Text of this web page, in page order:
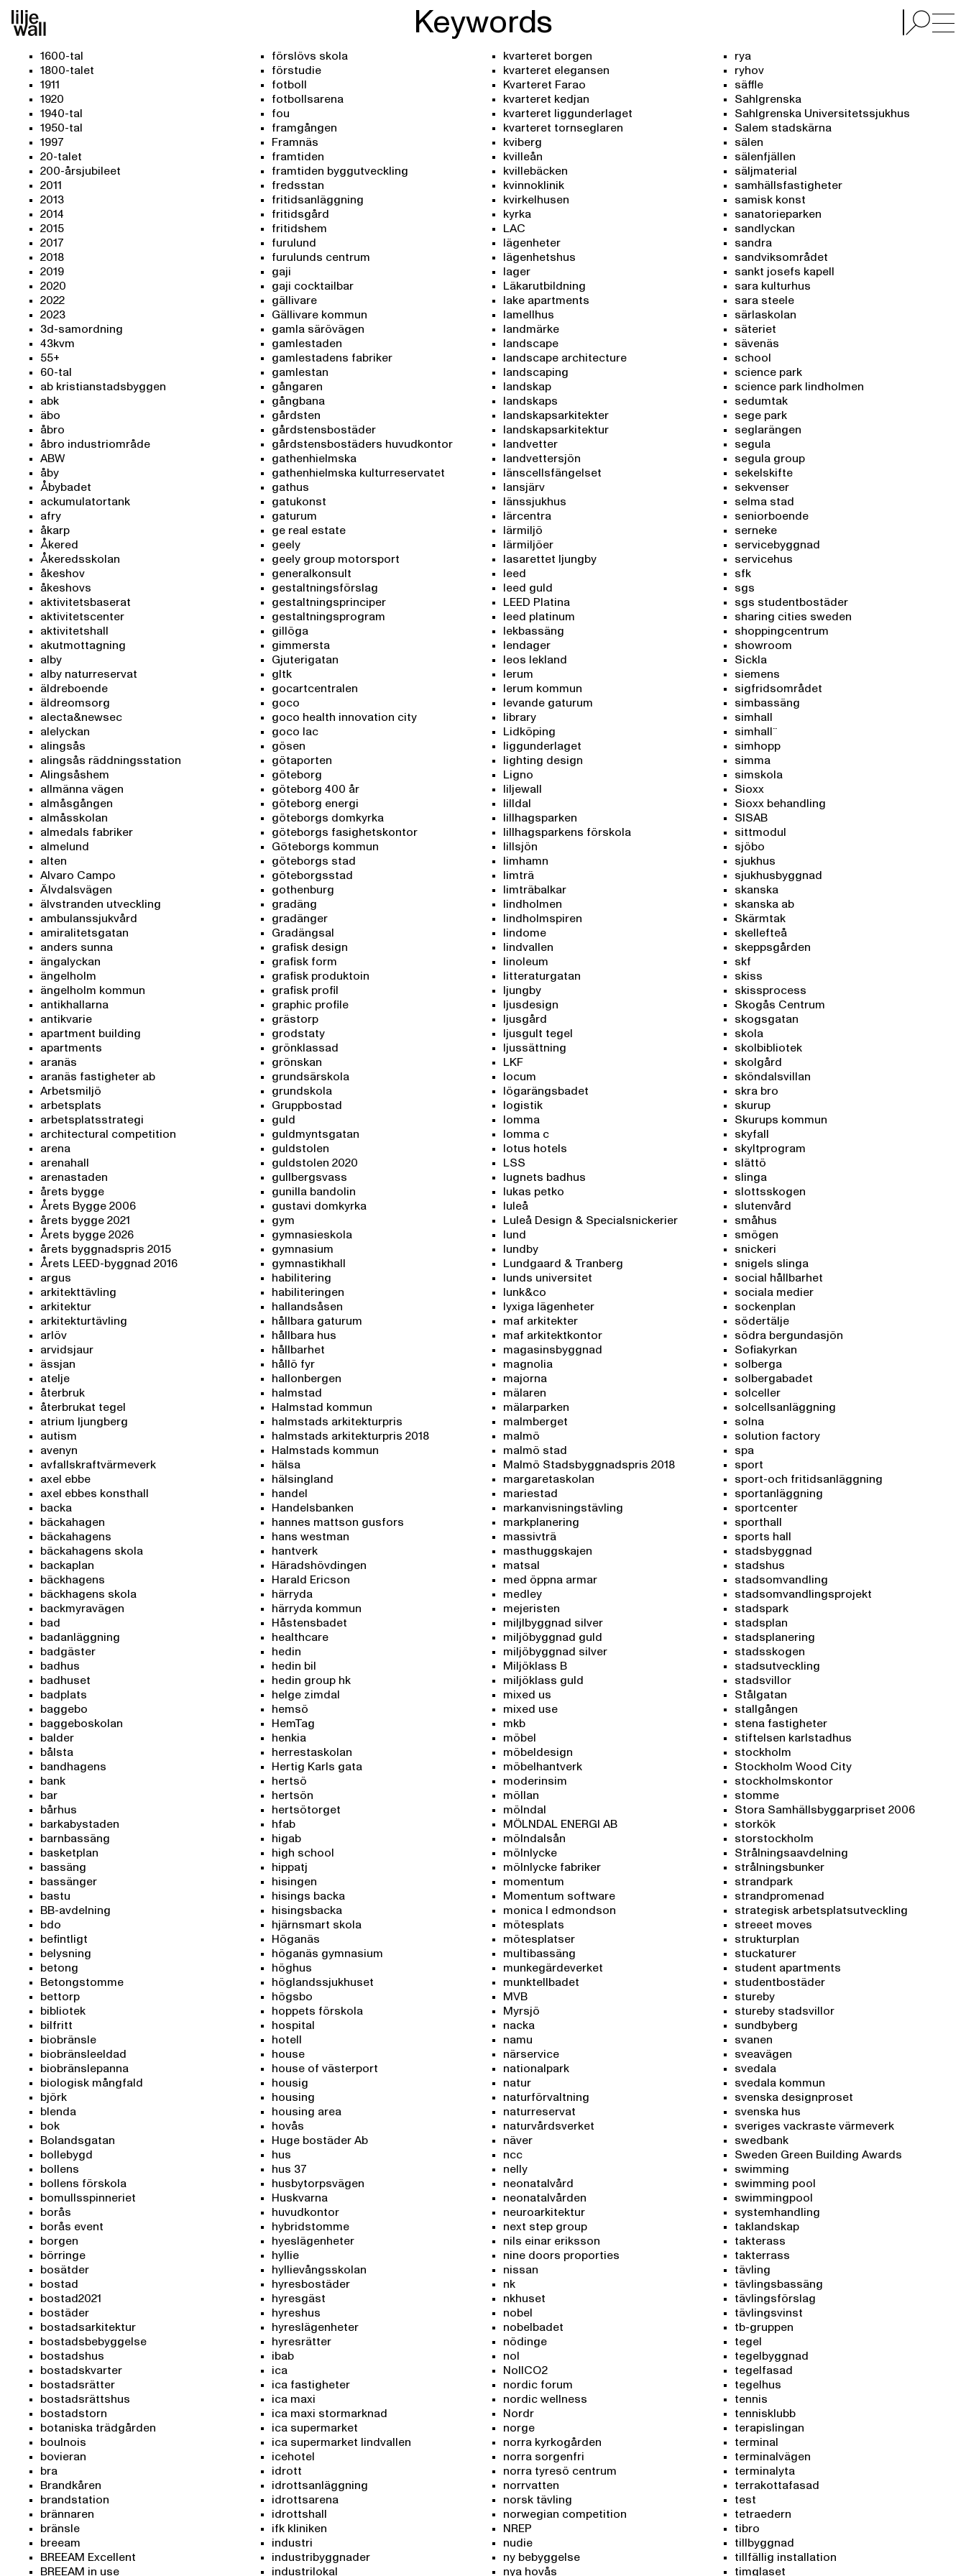
Keywords Keywords
Keywords
1600-tal
1800-talet
1911
1920
1940-tal
1950-tal
1997
20-talet
200-årsjubileet
2011
2013
2014
2015
2017
2018
2019
2020
2022
2023
3d-samordning
43kvm
55+
60-tal
ab kristianstadsbyggen
abk
äbo
åbro
åbro industriområde
ABW
åby
Åbybadet
ackumulatortank
afry
åkarp
Åkered
Åkeredsskolan
åkeshov
åkeshovs
aktivitetsbaserat
aktivitetscenter
aktivitetshall
akutmottagning
alby
alby naturreservat
äldreboende
äldreomsorg
alecta&newsec
alelyckan
alingsås
alingsås räddningsstation
Alingsåshem
allmänna vägen
almåsgången
almåsskolan
almedals fabriker
almelund
alten
Alvaro Campo
Älvdalsvägen
älvstranden utveckling
ambulanssjukvård
amiralitetsgatan
anders sunna
ängalyckan
ängelholm
ängelholm kommun
antikhallarna
antikvarie
apartment building
apartments
aranäs
aranäs fastigheter ab
Arbetsmiljö
arbetsplats
arbetsplatsstrategi
architectural competition
arena
arenahall
arenastaden
årets bygge
Årets Bygge 2006
årets bygge 2021
Årets bygge 2026
årets byggnadspris 2015
Årets LEED-byggnad 2016
argus
arkitekttävling
arkitektur
arkitekturtävling
arlöv
arvidsjaur
ässjan
atelje
återbruk
återbrukat tegel
atrium ljungberg
autism
avenyn
avfallskraftvärmeverk
axel ebbe
axel ebbes konsthall
backa
bäckahagen
bäckahagens
bäckahagens skola
backaplan
bäckhagens
bäckhagens skola
backmyravägen
bad
badanläggning
badgäster
badhus
badhuset
badplats
baggebo
baggeboskolan
balder
bålsta
bandhagens
bank
bar
bårhus
barkabystaden
barnbassäng
basketplan
bassäng
bassänger
bastu
BB-avdelning
bdo
befintligt
belysning
betong
Betongstomme
bettorp
bibliotek
bilfritt
biobränsle
biobränsleeldad
biobränslepanna
biologisk mångfald
björk
blenda
bok
Bolandsgatan
bollebygd
bollens
bollens förskola
bomullsspinneriet
borås
borås event
borgen
börringe
bosätder
bostad
bostad2021
bostäder
bostadsarkitektur
bostadsbebyggelse
bostadshus
bostadskvarter
bostadsrätter
bostadsrättshus
bostadstorn
botaniska trädgården
boulnois
bovieran
bra
Brandkåren
brandstation
brännaren
bränsle
breeam
BREEAM Excellent
BREEAM in use
förslövs skola
förstudie
fotboll
fotbollsarena
fou
framgången
Framnäs
framtiden
framtiden byggutveckling
fredsstan
fritidsanläggning
fritidsgård
fritidshem
furulund
furulunds centrum
gaji
gaji cocktailbar
gällivare
Gällivare kommun
gamla särövägen
gamlestaden
gamlestadens fabriker
gamlestan
gångaren
gångbana
gårdsten
gårdstensbostäder
gårdstensbostäders huvudkontor
gathenhielmska
gathenhielmska kulturreservatet
gathus
gatukonst
gaturum
ge real estate
geely
geely group motorsport
generalkonsult
gestaltningsförslag
gestaltningsprinciper
gestaltningsprogram
gillöga
gimmersta
Gjuterigatan
gltk
gocartcentralen
goco
goco health innovation city
goco lac
gösen
götaporten
göteborg
göteborg 400 år
göteborg energi
göteborgs domkyrka
göteborgs fasighetskontor
Göteborgs kommun
göteborgs stad
göteborgsstad
gothenburg
gradäng
gradänger
Gradängsal
grafisk design
grafisk form
grafisk produktoin
grafisk profil
graphic profile
grästorp
grodstaty
grönklassad
grönskan
grundsärskola
grundskola
Gruppbostad
guld
guldmyntsgatan
guldstolen
guldstolen 2020
gullbergsvass
gunilla bandolin
gustavi domkyrka
gym
gymnasieskola
gymnasium
gymnastikhall
habilitering
habiliteringen
hallandsåsen
hållbara gaturum
hållbara hus
hållbarhet
hållö fyr
hallonbergen
halmstad
Halmstad kommun
halmstads arkitekturpris
halmstads arkitekturpris 2018
Halmstads kommun
hälsa
hälsingland
handel
Handelsbanken
hannes mattson gusfors
hans westman
hantverk
Häradshövdingen
Harald Ericson
härryda
härryda kommun
Håstensbadet
healthcare
hedin
hedin bil
hedin group hk
helge zimdal
hemsö
HemTag
henkia
herrestaskolan
Hertig Karls gata
hertsö
hertsön
hertsötorget
hfab
higab
high school
hippatj
hisingen
hisings backa
hisingsbacka
hjärnsmart skola
Höganäs
höganäs gymnasium
höghus
höglandssjukhuset
högsbo
hoppets förskola
hospital
hotell
house
house of västerport
housig
housing
housing area
hovås
Huge bostäder Ab
hus
hus 37
husbytorpsvägen
Huskvarna
huvudkontor
hybridstomme
hyeslägenheter
hyllie
hyllievångsskolan
hyresbostäder
hyresgäst
hyreshus
hyreslägenheter
hyresrätter
ibab
ica
ica fastigheter
ica maxi
ica maxi stormarknad
ica supermarket
ica supermarket lindvallen
icehotel
idrott
idrottsanläggning
idrottsarena
idrottshall
ifk kliniken
industri
industribyggnader
industrilokal
kvarteret borgen
kvarteret elegansen
Kvarteret Farao
kvarteret kedjan
kvarteret liggunderlaget
kvarteret tornseglaren
kviberg
kvilleån
kvillebäcken
kvinnoklinik
kvirkelhusen
kyrka
LAC
lägenheter
lägenhetshus
lager
Läkarutbildning
lake apartments
lamellhus
landmärke
landscape
landscape architecture
landscaping
landskap
landskaps
landskapsarkitekter
landskapsarkitektur
landvetter
landvettersjön
länscellsfängelset
lansjärv
länssjukhus
lärcentra
lärmiljö
lärmiljöer
lasarettet ljungby
leed
leed guld
LEED Platina
leed platinum
lekbassäng
lendager
leos lekland
lerum
lerum kommun
levande gaturum
library
Lidköping
liggunderlaget
lighting design
Ligno
liljewall
lilldal
lillhagsparken
lillhagsparkens förskola
lillsjön
limhamn
limträ
limträbalkar
lindholmen
lindholmspiren
lindome
lindvallen
linoleum
litteraturgatan
ljungby
ljusdesign
ljusgård
ljusgult tegel
ljussättning
LKF
locum
lögarängsbadet
logistik
lomma
lomma c
lotus hotels
LSS
lugnets badhus
lukas petko
luleå
Luleå Design & Specialsnickerier
lund
lundby
Lundgaard & Tranberg
lunds universitet
lunk&co
lyxiga lägenheter
maf arkitekter
maf arkitektkontor
magasinsbyggnad
magnolia
majorna
mälaren
mälarparken
malmberget
malmö
malmö stad
Malmö Stadsbyggnadspris 2018
margaretaskolan
mariestad
markanvisningstävling
markplanering
massivträ
masthuggskajen
matsal
med öppna armar
medley
mejeristen
miljlbyggnad silver
miljöbyggnad guld
miljöbyggnad silver
Miljöklass B
miljöklass guld
mixed us
mixed use
mkb
möbel
möbeldesign
möbelhantverk
moderinsim
möllan
mölndal
MÖLNDAL ENERGI AB
mölndalsån
mölnlycke
mölnlycke fabriker
momentum
Momentum software
monica l edmondson
mötesplats
mötesplatser
multibassäng
munkegärdeverket
munktellbadet
MVB
Myrsjö
nacka
namu
närservice
nationalpark
natur
naturförvaltning
naturreservat
naturvårdsverket
näver
ncc
nelly
neonatalvård
neonatalvården
neuroarkitektur
next step group
nils einar eriksson
nine doors proporties
nissan
nk
nkhuset
nobel
nobelbadet
nödinge
nol
NollCO2
nordic forum
nordic wellness
Nordr
norge
norra kyrkogården
norra sorgenfri
norra tyresö centrum
norrvatten
norsk tävling
norwegian competition
NREP
nudie
ny bebyggelse
nya hovås
rya
ryhov
säffle
Sahlgrenska
Sahlgrenska Universitetssjukhus
Salem stadskärna
sälen
sälenfjällen
säljmaterial
samhällsfastigheter
samisk konst
sanatorieparken
sandlyckan
sandra
sandviksområdet
sankt josefs kapell
sara kulturhus
sara steele
särlaskolan
säteriet
sävenäs
school
science park
science park lindholmen
sedumtak
sege park
seglarängen
segula
segula group
sekelskifte
sekvenser
selma stad
seniorboende
serneke
servicebyggnad
servicehus
sfk
sgs
sgs studentbostäder
sharing cities sweden
shoppingcentrum
showroom
Sickla
siemens
sigfridsområdet
simbassäng
simhall
simhall¨
simhopp
simma
simskola
Sioxx
Sioxx behandling
SISAB
sittmodul
sjöbo
sjukhus
sjukhusbyggnad
skanska
skanska ab
Skärmtak
skellefteå
skeppsgården
skf
skiss
skissprocess
Skogås Centrum
skogsgatan
skola
skolbibliotek
skolgård
sköndalsvillan
skra bro
skurup
Skurups kommun
skyfall
skyltprogram
slättö
slinga
slottsskogen
slutenvård
småhus
smögen
snickeri
snigels slinga
social hållbarhet
sociala medier
sockenplan
södertälje
södra bergundasjön
Sofiakyrkan
solberga
solbergabadet
solceller
solcellsanläggning
solna
solution factory
spa
sport
sport-och fritidsanläggning
sportanläggning
sportcenter
sporthall
sports hall
stadsbyggnad
stadshus
stadsomvandling
stadsomvandlingsprojekt
stadspark
stadsplan
stadsplanering
stadsskogen
stadsutveckling
stadsvillor
Stålgatan
stallgången
stena fastigheter
stiftelsen karlstadhus
stockholm
Stockholm Wood City
stockholmskontor
stomme
Stora Samhällsbyggarpriset 2006
storkök
storstockholm
Strålningsaavdelning
strålningsbunker
strandpark
strandpromenad
strategisk arbetsplatsutveckling
streeet moves
strukturplan
stuckaturer
student apartments
studentbostäder
stureby
stureby stadsvillor
sundbyberg
svanen
sveavägen
svedala
svedala kommun
svenska designproset
svenska hus
sveriges vackraste värmeverk
swedbank
Sweden Green Building Awards
swimming
swimming pool
swimmingpool
systemhandling
taklandskap
takterass
takterrass
tävling
tävlingsbassäng
tävlingsförslag
tävlingsvinst
tb-gruppen
tegel
tegelbyggnad
tegelfasad
tegelhus
tennis
tennisklubb
terapislingan
terminal
terminalvägen
terminalyta
terrakottafasad
test
tetraedern
tibro
tillbyggnad
tillfällig installation
timglaset